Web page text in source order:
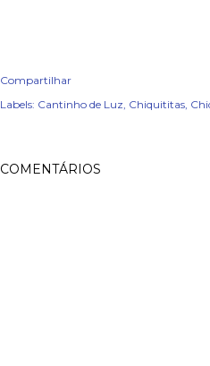
Compartilhar
Labels: Cantinho de Luz Chiquititas
COMENTÁRIOS